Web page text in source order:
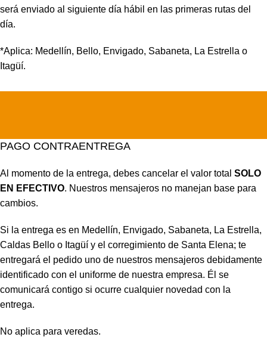
será enviado al siguiente día hábil en las primeras rutas del
día.
*Aplica: Medellín, Bello, Envigado, Sabaneta, La Estrella o
Itagüí.
PAGO CONTRAENTREGA
Al momento de la entrega, debes cancelar el valor total SOLO
EN EFECTIVO. Nuestros mensajeros no manejan base para
cambios.
Si la entrega es en Medellín, Envigado, Sabaneta, La Estrella,
Caldas Bello o Itagüí y el corregimiento de Santa Elena; te
entregará el pedido uno de nuestros mensajeros debidamente
identificado con el uniforme de nuestra empresa. Él se
comunicará contigo si ocurre cualquier novedad con la
entrega.
No aplica para veredas.